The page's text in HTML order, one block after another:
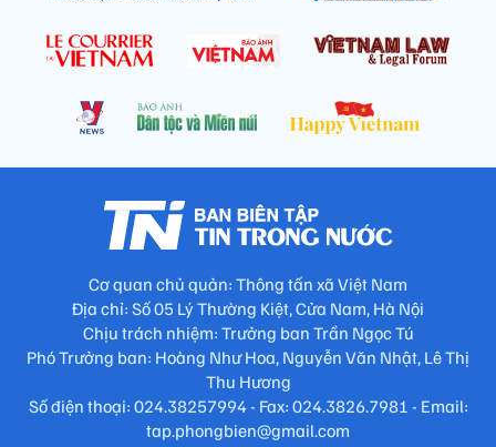
Cơ quan chủ quản: Thông tấn xã Việt Nam
Địa chỉ: Số 05 Lý Thường Kiệt, Cửa Nam, Hà Nội
Chịu trách nhiệm: Trưởng ban Trần Ngọc Tú
Phó Trưởng ban: Hoàng Như Hoa, Nguyễn Văn Nhật, Lê Thị
Thu Hương
Số điện thoại: 024.38257994 - Fax: 024.3826.7981 - Email:
tap.phongbien@gmail.com